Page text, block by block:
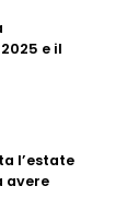
e il
l’estate
avere